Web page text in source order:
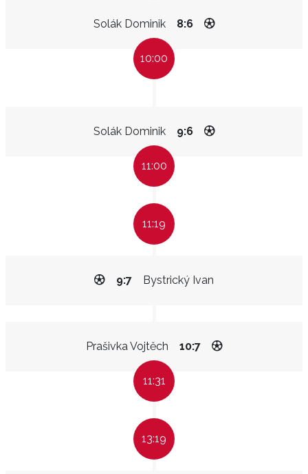
Solák Dominik 8:6
10:00
Solák Dominik 9:6
11:00
11:19
Bystrický Ivan
9:7
Prašivka Vojtěch 10:7
11:31
13:19